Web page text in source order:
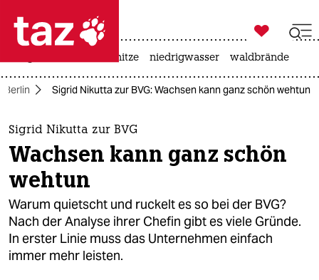
 taz zahl ich
taz zahl ich
themen
politik
öko
gesellschaft
kultur

taz zahl ich
hitze niedrigwasser waldbrände
Berlin Sigrid Nikutta zur BVG: Wachsen kann ganz schön wehtun
Sigrid Nikutta zur BVG
Wachsen kann ganz schön
wehtun
Warum quietscht und ruckelt es so bei der BVG?
Nach der Analyse ihrer Chefin gibt es viele Gründe.
In erster Linie muss das Unternehmen einfach
immer mehr leisten.